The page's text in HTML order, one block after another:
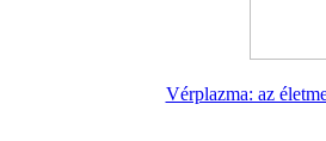
Vérplazma: az